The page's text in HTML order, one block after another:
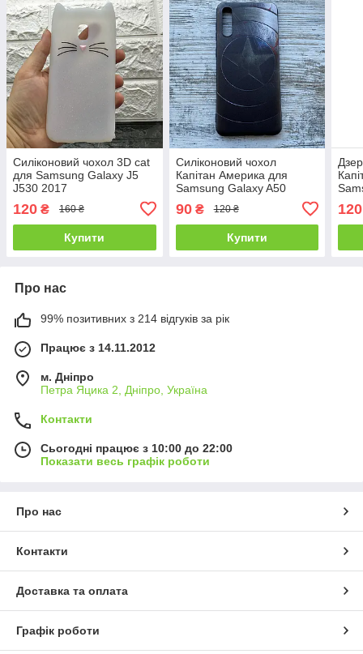
Силіконовий чохол 3D cat
для Samsung Galaxy J5
J530 2017
120 ₴ 160 ₴
Купити
Силіконовий чохол
Капітан Америка для
Samsung Galaxy A50
90₴ 120 ₴
Купити
120
Про нас
99% позитивних з 214 відгуків за рік
Працює з 14.11.2012
м. Дніпро
Петра Яцика 2, Дніпро, Україна
Контакти
Сьогодні працює з 10:00 до 22:00
Показати весь графік роботи
Про нас
Контакти
Доставка та оплата
Графік роботи